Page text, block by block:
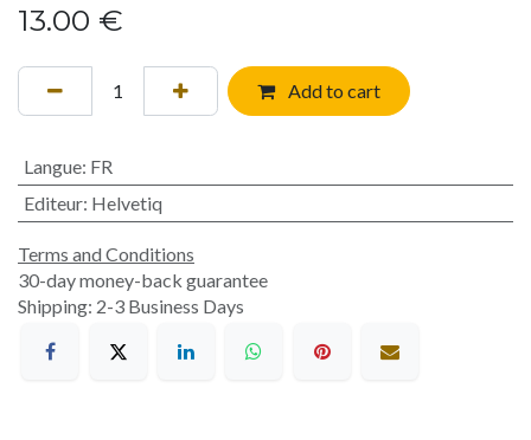
13.00 €
Add to cart
Langue: FR
Editeur: Helvetiq
Terms and Conditions
30-day money-back guarantee
Shipping: 2-3 Business Days